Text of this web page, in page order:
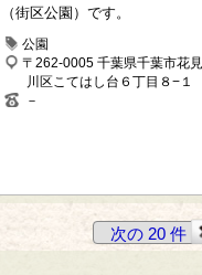
（街区公園）です。
公園
〒262-0005 千葉県千葉市花見
川区こてはし台６丁目８−１
－
次の 20 件